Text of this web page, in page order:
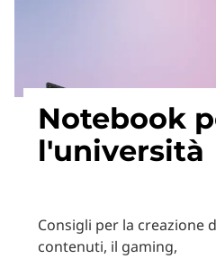
Notebook
l'università
Consigli per la creazione
contenuti, il gaming,